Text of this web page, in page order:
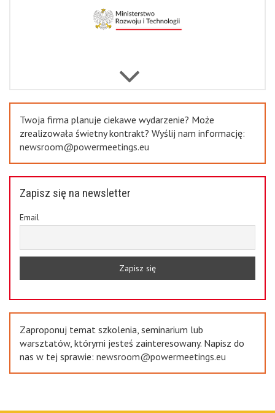
Twoja firma planuje ciekawe wydarzenie? Może
zrealizowała świetny kontrakt? Wyślij nam informację:
newsroom@powermeetings.eu
Zapisz się na newsletter
Email
Zaproponuj temat szkolenia, seminarium lub
warsztatów, którymi jesteś zainteresowany. Napisz do
nas w tej sprawie: newsroom@powermeetings.eu